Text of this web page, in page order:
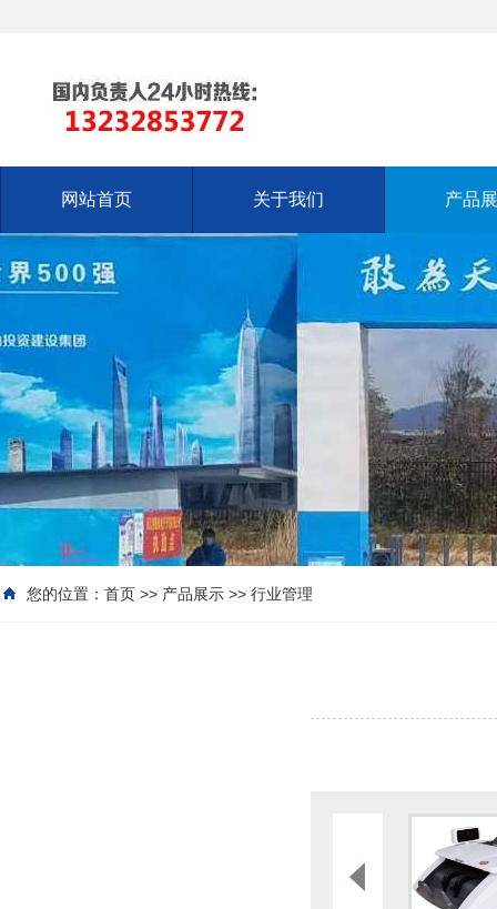
网站首页 关于我们 产品
您的位置： 首页 >> 产品展示 >> 行业管理